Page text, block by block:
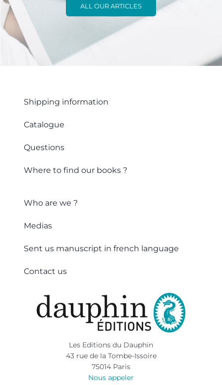
ALL OUR ARTICLES
Shipping information
Catalogue
Questions
Where to find our books ?
Who are we ?
Medias
Sent us manuscript in french language
Contact us
Les Editions du Dauphin
43 rue de la Tombe-Issoire
75014 Paris
Nous appeler